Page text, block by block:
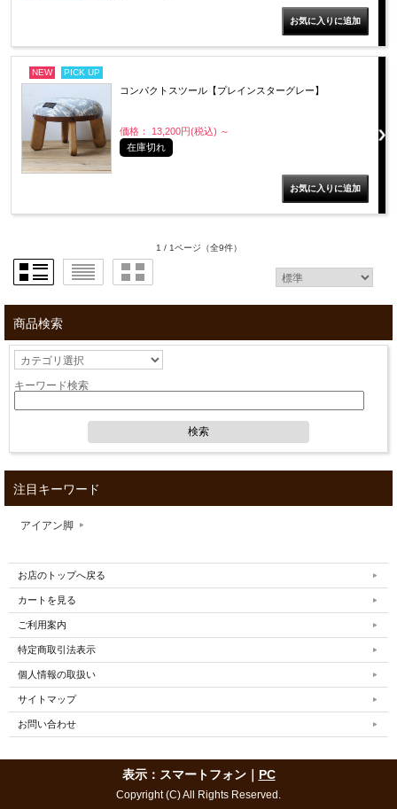
NEW PICK UP
コンパクトスツール【プレインスターグレー】
価格： 13,200円(税込) ～
在庫切れ
1 / 1ページ （全9件）
商品検索
キーワード検索
注目キーワード
アイアン脚
お店のトップへ戻る
カートを見る
ご利用案内
特定商取引法表示
個人情報の取扱い
サイトマップ
お問い合わせ
表示：スマートフォン｜ PC
Copyright (C) All Rights Reserved.